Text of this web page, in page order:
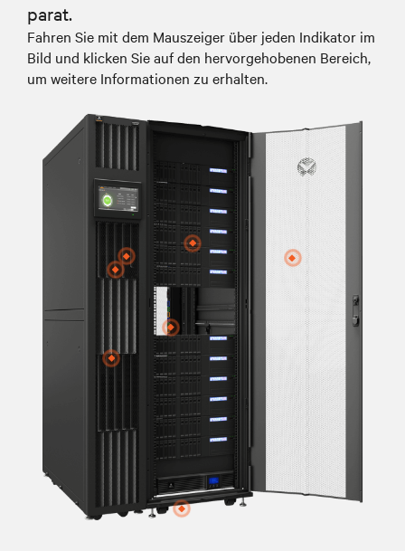
parat.
Fahren Sie mit dem Mauszeiger über jeden Indikator im
Bild und klicken Sie auf den hervorgehobenen Bereich,
um weitere Informationen zu erhalten.